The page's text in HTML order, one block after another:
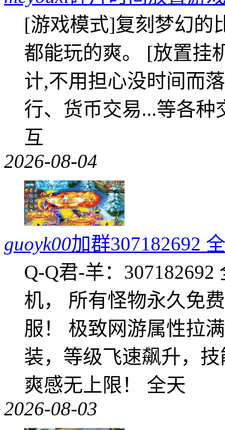
[游戏模式]复刻梦幻的
都能玩的爽。 [放置挂
计,不用担心没时间而
行、货币交易...等各
互
2026-08-04
guoyk00加群307182692
Q-Q君-羊：
机， 所有怪物永久免
服！ 极致网游属性拉
装，等级飞速飙升，
爽感无上限！ 全天
2026-08-03